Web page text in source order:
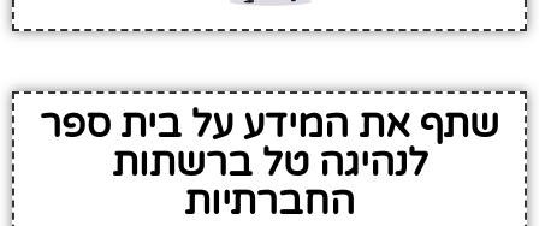
שתף את המידע על בית ספר
לנהיגה טל ברשתות
החברתיות